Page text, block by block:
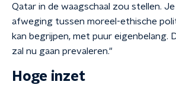
Qatar in de waagschaal zou stellen.
afweging tussen moreel-ethische
kan begrijpen, met puur eigenbelang.
zal nu gaan prevaleren."
Hoge inzet